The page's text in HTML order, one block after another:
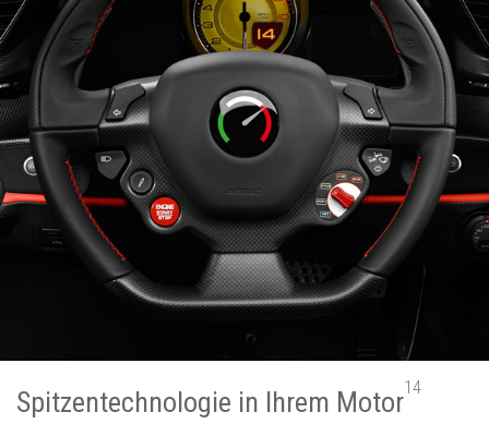
Spitzentechnologie in Ihrem Motor14